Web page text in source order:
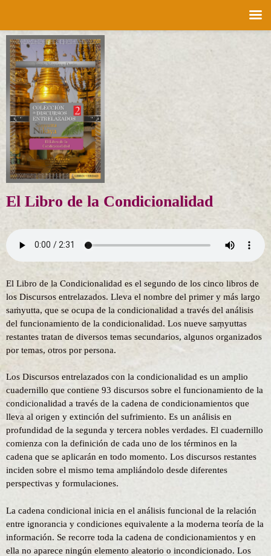
Saltar
contenido
El Libro de la Condicionalidad
El Libro de la Condicionalidad es el segundo de los cinco libros de
los Discursos entrelazados. Lleva el nombre del primer y más largo
saṁyutta, que se ocupa de la condicionalidad a través del análisis
del funcionamiento de la condicionalidad. Los nueve saṃyuttas
restantes tratan de diversos temas secundarios, algunos organizados
por temas, otros por persona.
Los Discursos entrelazados con la condicionalidad es un amplio
cuadernillo que contiene 93 discursos sobre el funcionamiento de la
condicionalidad a través de la cadena de condicionamientos que
lleva al origen y extinción del sufrimiento. Es un análisis en
profundidad de la segunda y tercera nobles verdades. El cuadernillo
comienza con la definición de cada uno de los términos en la
cadena que se aplicarán en todo momento. Los discursos restantes
inciden sobre el mismo tema ampliándolo desde diferentes
perspectivas y formulaciones.
La cadena condicional inicia en el análisis funcional de la relación
entre ignorancia y condiciones equivalente a la moderna teoría de la
información. Se recorre toda la cadena de condicionamientos y en
ella no aparece ningún elemento aleatorio o incondicionado. Los